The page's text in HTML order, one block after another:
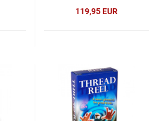
119,95 EUR